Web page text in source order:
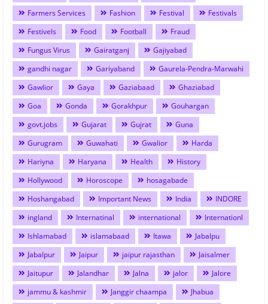
Farmers Services
Fashion Festival
Festivals
Festivels
Food Football
Fraud
Fungus Virus
Gairatganj
Gajiyabad
gandhi nagar
Gariyaband
Gaurela-Pendra-Marwahi
Gawlior
Gaya Gaziabaad
Ghaziabad
Goa
Gonda Gorakhpur
Gouhargan
govt.jobs
Gujarat Gujrat
Guna
Gurugram
Guwahati Gwalior
Harda
Hariyna
Haryana Health
History
Hollywood
Horoscope
hosagabade
Hoshangabad
Important News India
INDORE
ingland
Internatinal international
Internationl
Ishlamabad
islamabaad Itawa
Jabalpu
Jabalpur
Jaipur jaipur rajasthan
Jaisalmer
Jaitupur
Jalandhar Jalna jalor
Jalore
jammu & kashmir
Janggir chaampa
Jhabua